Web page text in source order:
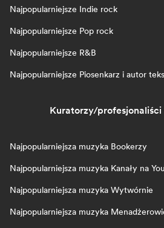
Najpopularniejsze Indie rock
Najpopularniejsze Pop rock
Najpopularniejsze R&B
Najpopularniejsze Piosenkarz i autor
Kuratorzy/profesjonaliści
Najpopularniejsza muzyka Bookerzy
Najpopularniejsza muzyka Kanały na
Najpopularniejsza muzyka Wytwórnie
Najpopularniejsza muzyka